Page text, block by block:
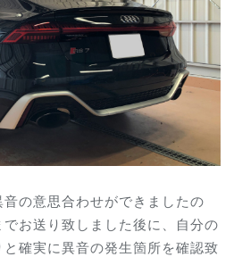
の意思合わせができましたの
お送り致しました後に、自分の
確実に異音の発生箇所を確認致